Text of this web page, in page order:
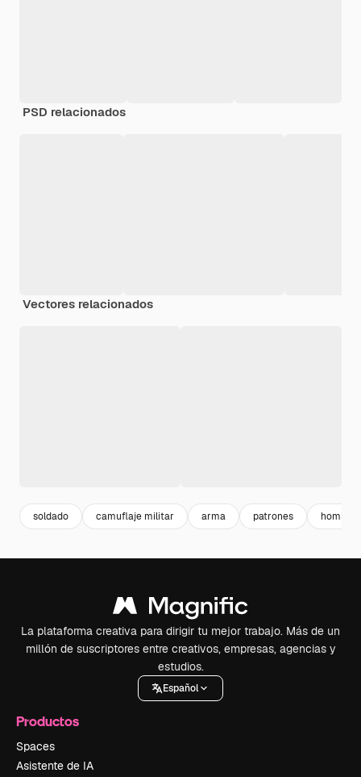
PSD relacionados
Vectores relacionados
soldado camuflaje militar arma patrones hombre
La plataforma creativa para dirigir tu mejor trabajo. Más de un
millón de suscriptores entre creativos, empresas, agencias y
estudios.
Español
Productos
Spaces
Asistente de IA